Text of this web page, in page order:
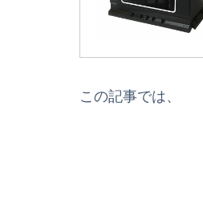
この記事では、